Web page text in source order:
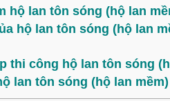
hộ lan tôn sóng (hộ lan
hộ lan tôn sóng (hộ lan
thi công hộ lan tôn sóng
lan tôn sóng (hộ lan